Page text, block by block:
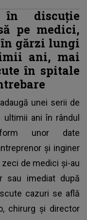
în discuție
pe medici,
gărzi lungi
ani, mai
în spitale
unei serii de
ani în rândul
unor date
și inginer
zeci de medici și-au
sau imediat după
cazuri se află
chirurg și director